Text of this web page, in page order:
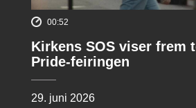
00:52
Kirkens SOS viser frem
Pride-feiringen
29. juni 2026